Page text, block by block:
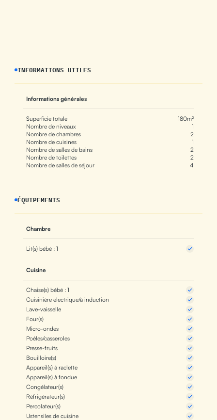
INFORMATIONS UTILES
Informations générales
Superficie totale
180m²
Nombre de niveaux
1
Nombre de chambres
2
Nombre de cuisines
1
Nombre de salles de bains
2
Nombre de toilettes
2
Nombre de salles de séjour
4
ÉQUIPEMENTS
Chambre
Lit(s) bébé : 1
Cuisine
Chaise(s) bébé : 1
Cuisinière électrique/à induction
Lave-vaisselle
Four(s)
Micro-ondes
Poêles/casseroles
Presse-fruits
Bouilloire(s)
Appareil(s) à raclette
Appareil(s) à fondue
Congélateur(s)
Réfrigérateur(s)
Percolateur(s)
Ustensiles de cuisine